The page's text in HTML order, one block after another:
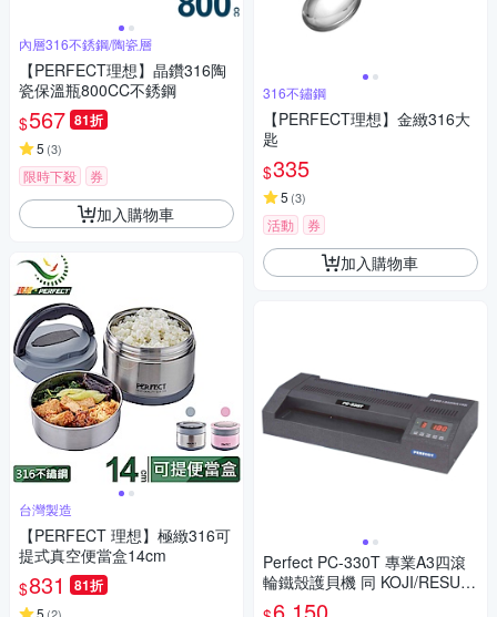
內層316不銹鋼/陶瓷層
【PERFECT理想】晶鑽316陶
瓷保溫瓶800CC不銹鋼
$567 81折
5 (3)
限時下殺 券
加入購物車
台灣製造
【PERFECT 理想】極緻316可
提式真空便當盒14cm
$831 81折
316不鏽鋼
【PERFECT理想】金緻316大
匙
$335
5 (3)
活動 券
加入購物車
Perfect PC-330T 專業A3四滾
輪鐵殼護貝機 同 KOJI/RESUN
LM-330S